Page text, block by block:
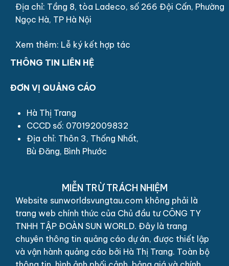
Địa chỉ: Tầng 8, tòa Ladeco, số 266 Đội Cấn, Phường
Ngọc Hà, TP Hà Nội
Xem thêm: Lễ ký kết hợp tác
THÔNG TIN LIÊN HỆ
ĐƠN VỊ QUẢNG CÁO
Hà Thị Trang
CCCD số: 070192009832
Địa chỉ: Thôn 3, Thống Nhất,
Bù Đăng, Bình Phước
MIỄN TRỪ TRÁCH NHIỆM
Website sunworldsvungtau.com không phải là
trang web chính thức của Chủ đầu tư CÔNG TY
TNHH TẬP ĐOÀN SUN WORLD. Đây là trang
chuyên thông tin quảng cáo dự án, được thiết lập
và vận hành quảng cáo bởi Hà Thị Trang. Toàn bộ